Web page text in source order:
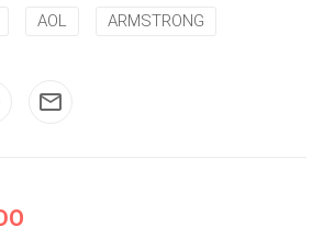
AOL ARMSTRONG